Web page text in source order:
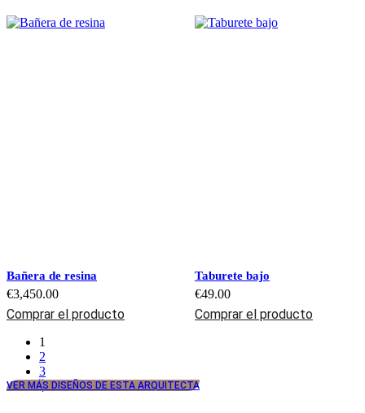
Bañera de resina
€3,450.00
Comprar el producto
Taburete bajo
€49.00
Comprar el producto
1
2
3
VER MÁS DISEÑOS DE ESTA ARQUITECTA